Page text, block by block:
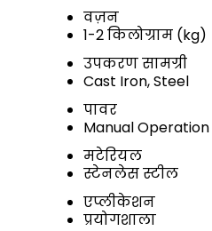
वज़न
1-2 किलोग्राम (kg)
उपकरण सामग्री
Cast Iron, Steel
पावर
Manual
मटेरियल
स्टेनलेस स्टील
एप्लीकेशन
प्रयोगशाला